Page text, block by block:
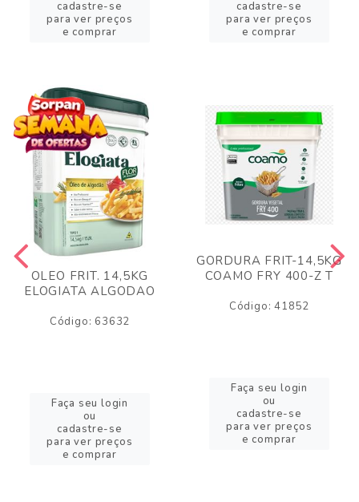
cadastre-se
para ver preços
e comprar
cadastre-se
para ver preços
e comprar
OLEO FRIT. 14,5KG
ELOGIATA ALGODAO
Código: 63632
Faça seu login
ou
cadastre-se
para ver preços
e comprar
GORDURA FRIT-14,5KG
COAMO FRY 400-Z T
Código: 41852
Faça seu login
ou
cadastre-se
para ver preços
e comprar